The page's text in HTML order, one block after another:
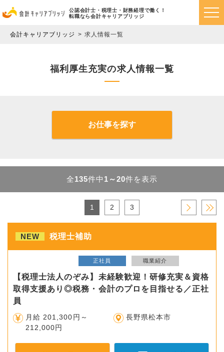
公認会計士・税理士・財務経理で働く！
転職なら会計キャリアブリッジ
会計キャリアブリッジ 求人情報一覧
福利厚生充実の求人情報一覧
お仕事を探す
全135件中 1～20件を表示
1 2 3 › »
NEW 税理士補助
正社員 職業紹介
【税理士法人のぞみ】未経験歓迎！研修充実＆資格
取得支援あり◎税務・会計のプロを目指せる／正社
員
月給 201,300円～
212,000円
長野県松本市